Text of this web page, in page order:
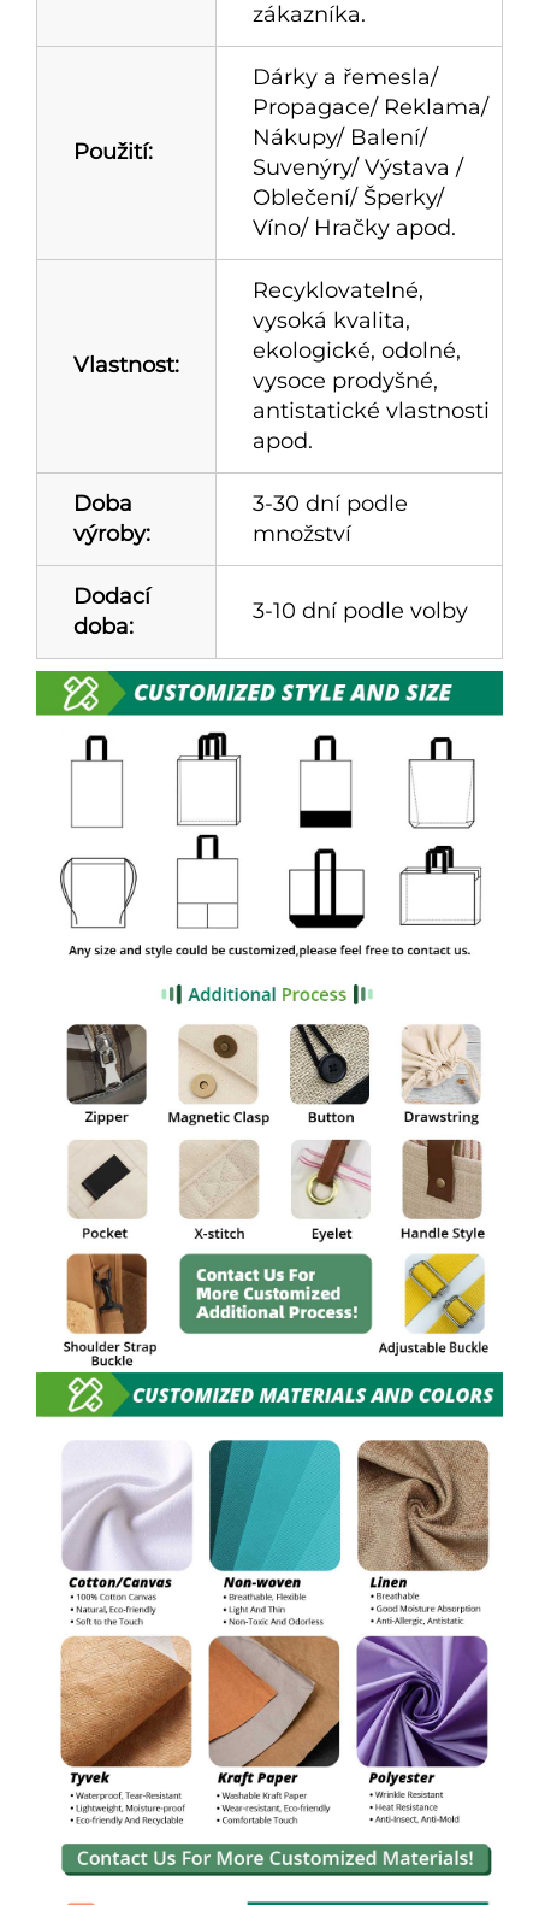
zákazníka.
Použití:
Dárky a řemesla/
Propagace/ Reklama/
Nákupy/ Balení/
Suvenýry/ Výstava /
Oblečení/ Šperky/
Víno/ Hračky apod.
Vlastnost:
Recyklovatelné,
vysoká kvalita,
ekologické, odolné,
vysoce prodyšné,
antistatické vlastnosti
apod.
Doba
výroby:
3-30 dní podle
množství
Dodací
doba:
3-10 dní podle volby